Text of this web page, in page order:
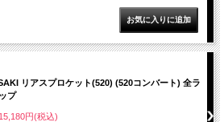
リアスプロケット(520) (520コンバート) 全ラ
プ
円(税込)